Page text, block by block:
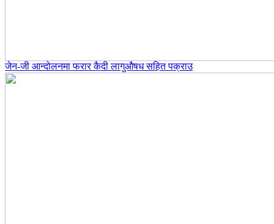
जेन-जी आन्दोलनमा फरार कैदी लागुऔषध सहित पक्राउ